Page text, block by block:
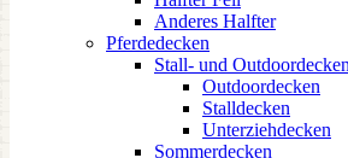
Anderes Halfter
Pferdedecken
Stall- und Outdoordecken
Outdoordecken
Stalldecken
Unterziehdecken
Sommerdecken